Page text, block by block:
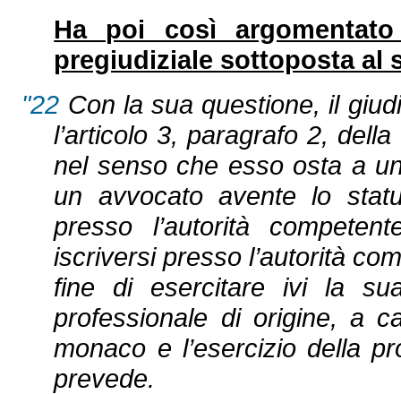
Ha poi così
pregiudiziale sottoposta al
"22 Con la sua questione, il
l’articolo 3, paragrafo 2,
nel senso che esso osta a
un avvocato avente lo
presso l’autorità
iscriversi presso l’autorità
fine di esercitare ivi la
professionale di origine, a
monaco e l’esercizio della
prevede.